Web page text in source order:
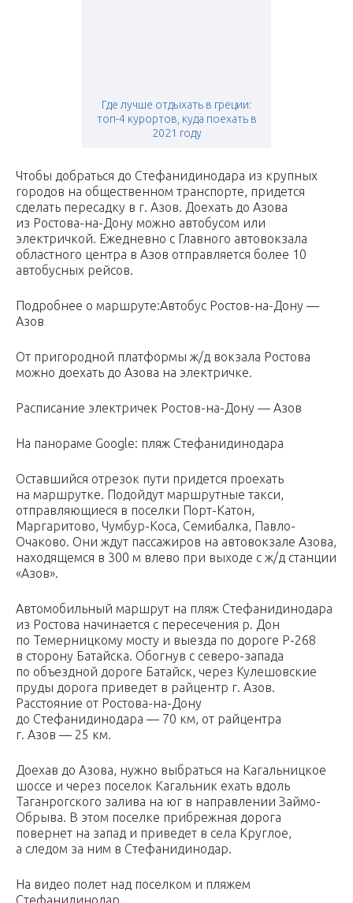
Где лучше отдыхать в греции:
топ-4 курортов, куда поехать в
2021 году
Чтобы добраться до Стефанидинодара из крупных
городов на общественном транспорте, придется
сделать пересадку в г. Азов. Доехать до Азова
из Ростова-на-Дону можно автобусом или
электричкой. Ежедневно с Главного автовокзала
областного центра в Азов отправляется более 10
автобусных рейсов.
Подробнее о маршруте:Автобус Ростов-на-Дону —
Азов
От пригородной платформы ж/д вокзала Ростова
можно доехать до Азова на электричке.
Расписание электричек Ростов-на-Дону — Азов
На панораме Google: пляж Стефанидинодара
Оставшийся отрезок пути придется проехать
на маршрутке. Подойдут маршрутные такси,
отправляющиеся в поселки Порт-Катон,
Маргаритово, Чумбур-Коса, Семибалка, Павло-
Очаково. Они ждут пассажиров на автовокзале Азова,
находящемся в 300 м влево при выходе с ж/д станции
«Азов».
Автомобильный маршрут на пляж Стефанидинодара
из Ростова начинается с пересечения р. Дон
по Темерницкому мосту и выезда по дороге Р-268
в сторону Батайска. Обогнув с северо-запада
по объездной дороге Батайск, через Кулешовские
пруды дорога приведет в райцентр г. Азов.
Расстояние от Ростова-на-Дону
до Стефанидинодара — 70 км, от райцентра
г. Азов — 25 км.
Доехав до Азова, нужно выбраться на Кагальницкое
шоссе и через поселок Кагальник ехать вдоль
Таганрогского залива на юг в направлении Займо-
Обрыва. В этом поселке прибрежная дорога
повернет на запад и приведет в села Круглое,
а следом за ним в Стефанидинодар.
На видео полет над поселком и пляжем
Стефанидинодар